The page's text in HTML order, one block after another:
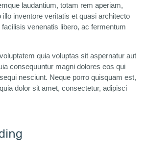
laudantium, totam rem aperiam,
illo inventore veritatis et quasi architecto
venenatis libero, ac fermentum
quia voluptas sit aspernatur aut
consequuntur magni dolores eos qui
nesciunt. Neque porro quisquam est,
dolor sit amet, consectetur, adipisci